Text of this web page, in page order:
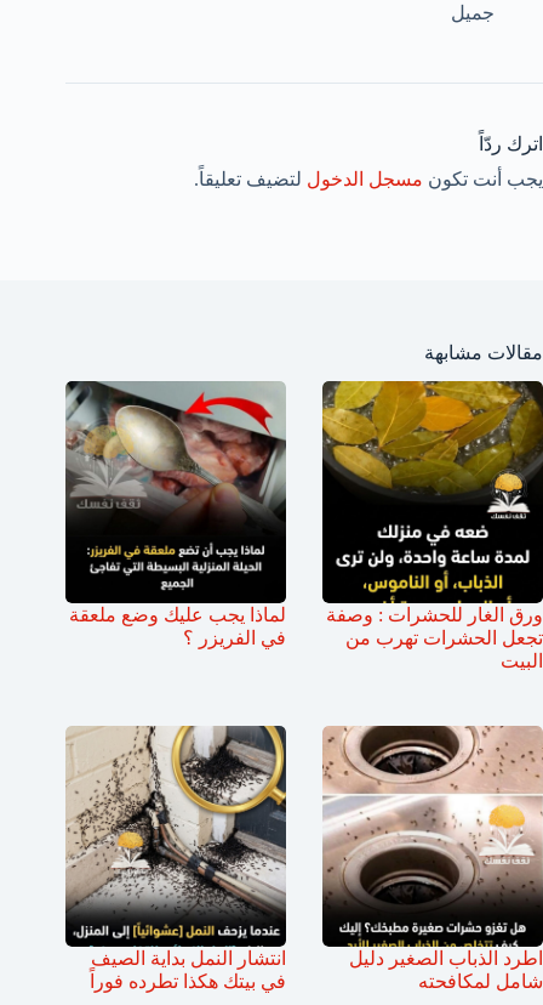
جميل
اترك ردّاً
يجب أنت تكون مسجل الدخول لتضيف تعليقاً.
مقالات مشابهة
ورق الغار للحشرات : وصفة
تجعل الحشرات تهرب من
البيت
لماذا يجب عليك وضع ملعقة
في الفريزر ؟
اطرد الذباب الصغير دليل
شامل لمكافحته
انتشار النمل بداية الصيف
في بيتك هكذا تطرده فوراً